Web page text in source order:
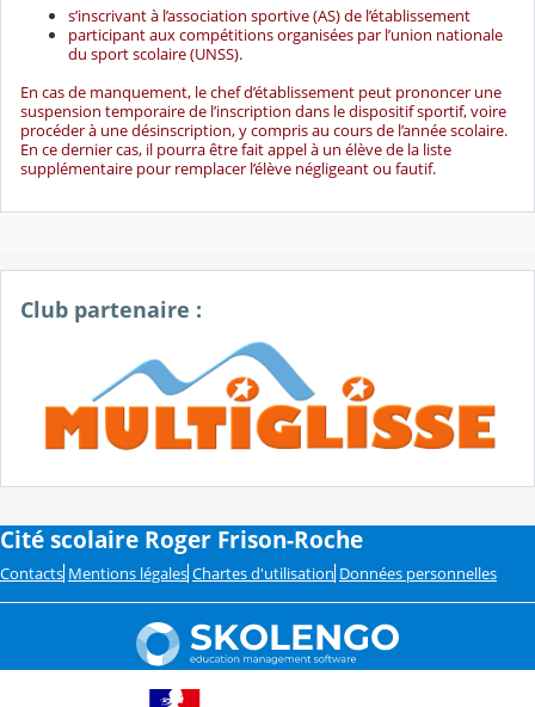
s’inscrivant à l’association sportive (AS) de l’établissement
participant aux compétitions organisées par l’union nationale
du sport scolaire (UNSS).
En cas de manquement, le chef d’établissement peut prononcer une
suspension temporaire de l’inscription dans le dispositif sportif, voire
procéder à une désinscription, y compris au cours de l’année scolaire.
En ce dernier cas, il pourra être fait appel à un élève de la liste
supplémentaire pour remplacer l’élève négligeant ou fautif.
Club partenaire :
Cité scolaire Roger Frison-Roche
Contacts Mentions légales Chartes d'utilisation Données personnelles